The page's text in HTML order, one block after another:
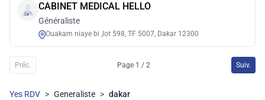
CABINET MEDICAL HELLO
Généraliste
Ouakam niaye bi ,lot 598, TF 5007, Dakar 12300
Préc. Page 1 / 2 Suiv.
Yes RDV > Generaliste > dakar